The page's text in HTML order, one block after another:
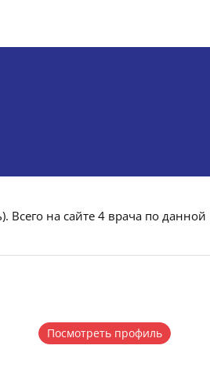
Всего на сайте 4 врача по данной
Посмотреть профиль